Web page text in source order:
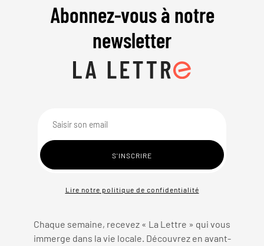
Abonnez-vous à notre
newsletter
Lire notre politique de confidentialité
Chaque semaine, recevez « La Lettre » qui vous
immerge dans la vie locale. Découvrez en avant-